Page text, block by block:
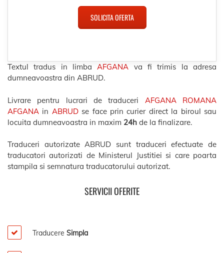
SOLICITA OFERTA
Textul tradus in limbaAFGANA va fi trimis la adresa
dumneavoastra din ABRUD.
Livrare pentru lucrari de traduceri AFGANA ROMANA
AFGANA in ABRUDse face prin curier direct la biroul sau
locuita dumneavoastra in maxim 24h de la finalizare.
Traduceri autorizate ABRUD sunt traduceri efectuate de
traducatori autorizati de Ministerul Justitiei si care poarta
stampila si semnatura traducatorului autorizat.
SERVICII OFERITE
Traducere Simpla